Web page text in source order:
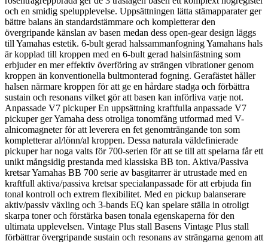
och en smidig spelupplevelse. Uppsättningen lätta stämapparater ger
bättre balans än standardstämmare och kompletterar den
övergripande känslan av basen medan dess open-gear design läggs
till Yamahas estetik. 6-bult gerad halssammanfogning Yamahans hals
är kopplad till kroppen med en 6-bult gerad halsinfästning som
erbjuder en mer effektiv överföring av strängen vibrationer genom
kroppen än konventionella bultmonterad fogning. Gerafästet håller
halsen närmare kroppen för att ge en hårdare stadga och förbättra
sustain och resonans vilket gör att basen kan införliva varje not.
Anpassade V7 pickuper En uppsättning kraftfulla anpassade V7
pickuper ger Yamaha dess otroliga tonomfång utformad med V-
alnicomagneter för att leverera en fet genomträngande ton som
kompletterar al/lönn/al kroppen. Dessa naturala väldefinierade
pickuper har noga valts för 700-serien för att se till att spelarna får ett
unikt mångsidig prestanda med klassiska BB ton. Aktiva/Passiva
kretsar Yamahas BB 700 serie av basgitarrer är utrustade med en
kraftfull aktiva/passiva kretsar specialanpassade för att erbjuda fin
tonal kontroll och extrem flexibilitet. Med en pickup balanserare
aktiv/passiv växling och 3-bands EQ kan spelare ställa in otroligt
skarpa toner och förstärka basen tonala egenskaperna för den
ultimata upplevelsen. Vintage Plus stall Basens Vintage Plus stall
förbättrar övergripande sustain och resonans av strängarna genom att